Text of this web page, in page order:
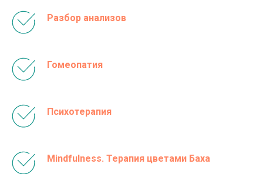
Разбор анализов
Гомеопатия
Психотерапия
Mindfulness. Терапия цветами Баха